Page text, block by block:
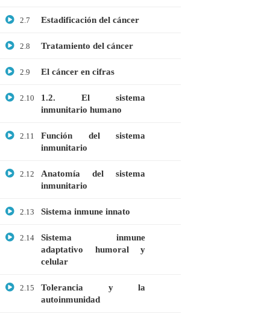
2.7 Estadificación del cáncer
2.8 Tratamiento del cáncer
2.9 El cáncer en cifras
2.10
1.2. El sistema
inmunitario humano
2.11
Función del sistema
inmunitario
2.12
Anatomía del sistema
inmunitario
2.13 Sistema inmune innato
2.14
Sistema inmune
adaptativo humoral y
celular
2.15
Tolerancia y la
autoinmunidad
Webinar: Introducción a la Ingeniería
info@cognitaconecta.com